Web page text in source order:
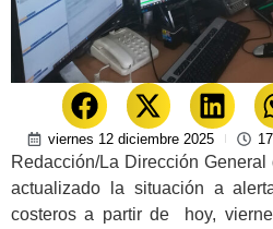
viernes 12 diciembre 2025
Redacción/La Dirección
actualizado la situación a
costeros a partir de hoy,